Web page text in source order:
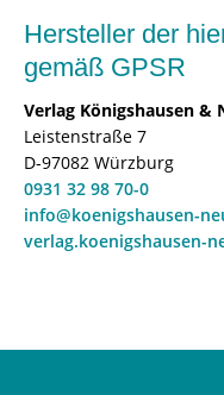
Hersteller der
gemäß GPSR
Verlag Königshausen &
Leistenstraße 7
D-97082 Würzburg
0931 32 98 70-0
info@koenigshausen-
verlag.koenigshausen-